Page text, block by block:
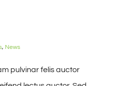
, News
pulvinar felis auctor